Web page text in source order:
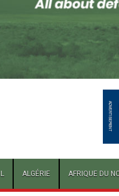
ALGÉRIE AFRIQUE DU